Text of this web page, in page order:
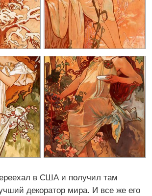
в США и получил там
декоратор мира. И все же его